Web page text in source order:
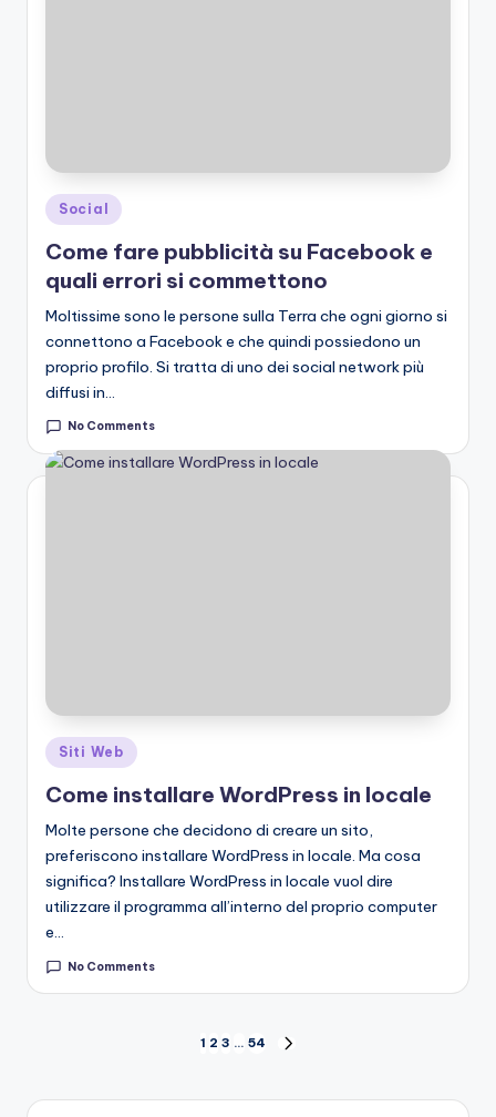
Posted
in
Social
Come fare pubblicità su Facebook e
quali errori si commettono
Moltissime sono le persone sulla Terra che ogni giorno si
connettono a Facebook e che quindi possiedono un
proprio profilo. Si tratta di uno dei social network più
diffusi in…
No Comments
Posted
in
Siti Web
Come installare WordPress in locale
Molte persone che decidono di creare un sito,
preferiscono installare WordPress in locale. Ma cosa
significa? Installare WordPress in locale vuol dire
utilizzare il programma all’interno del proprio computer
e…
No Comments
Paginazione
degli
1 2 3 … 54